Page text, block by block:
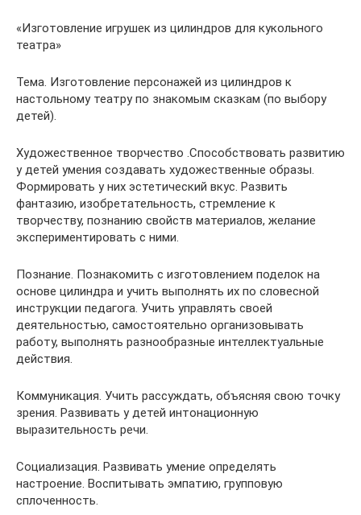
«Изготовление игрушек из цилиндров для кукольного
театра»
Тема. Изготовление персонажей из цилиндров к
настольному театру по знакомым сказкам (по выбору
детей).
Художественное творчество .Способствовать развитию
у детей умения создавать художественные образы.
Формировать у них эстетический вкус. Развить
фантазию, изобретательность, стремление к
творчеству, познанию свойств материалов, желание
экспериментировать с ними.
Познание. Познакомить с изготовлением поделок на
основе цилиндра и учить выполнять их по словесной
инструкции педагога. Учить управлять своей
деятельностью, самостоятельно организовывать
работу, выполнять разнообразные интеллектуальные
действия.
Коммуникация. Учить рассуждать, объясняя свою точку
зрения. Развивать у детей интонационную
выразительность речи.
Социализация. Развивать умение определять
настроение. Воспитывать эмпатию, групповую
сплоченность.